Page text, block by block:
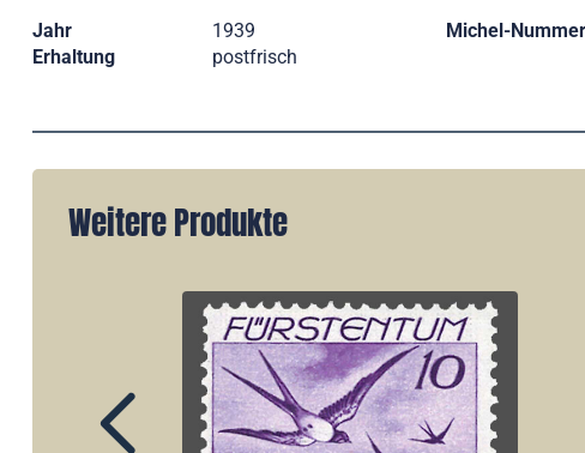
Jahr 1939 Michel-Nummer
Erhaltung
postfrisch
Weitere Produkte